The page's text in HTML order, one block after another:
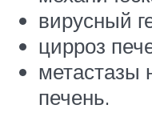
вирусный
цирроз
метастазы
печень.